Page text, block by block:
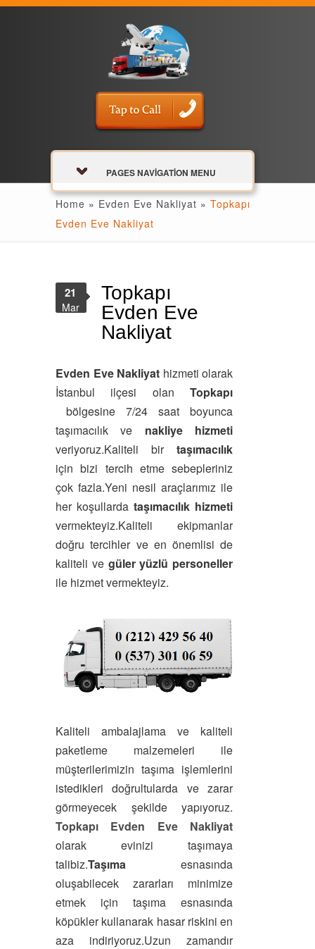
PAGES NAVIGATION MENU
Home » Evden Eve Nakliyat » Topkapı
Evden Eve Nakliyat
Topkapı
Evden Eve
Nakliyat
21
Mar
Evden Eve Nakliyat hizmeti olarak
İstanbul ilçesi olanTopkapı
bölgesine 7/24 saat boyunca
taşımacılık ve nakliye hizmeti
veriyoruz.Kaliteli birtaşımacılık
için bizi tercih etme sebepleriniz
çok fazla.Yeni nesil araçlarımız ile
her koşullardataşımacılık hizmeti
vermekteyiz.Kaliteli ekipmanlar
doğru tercihler ve en önemlisi de
kaliteli ve güler yüzlü personeller
ile hizmet vermekteyiz.
Kaliteli ambalajlama ve kaliteli
paketleme malzemeleri ile
müşterilerimizin taşıma işlemlerini
istedikleri doğrultularda ve zarar
görmeyecek şekilde yapıyoruz.
Topkapı Evden Eve Nakliyat
olarak evinizi taşımaya
talibiz.Taşıma esnasında
oluşabilecek zararları minimize
etmek için taşıma esnasında
köpükler kullanarak hasar riskini en
aza indiriyoruz.Uzun zamandır